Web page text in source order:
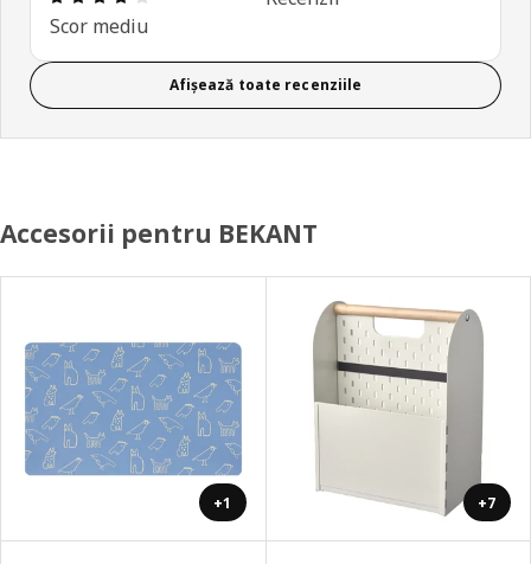
Scor mediu
Afișează toate recenziile
Accesorii pentru BEKANT
+1 +7